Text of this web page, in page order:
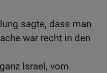
sagte, dass man
war recht in den
Israel, vom